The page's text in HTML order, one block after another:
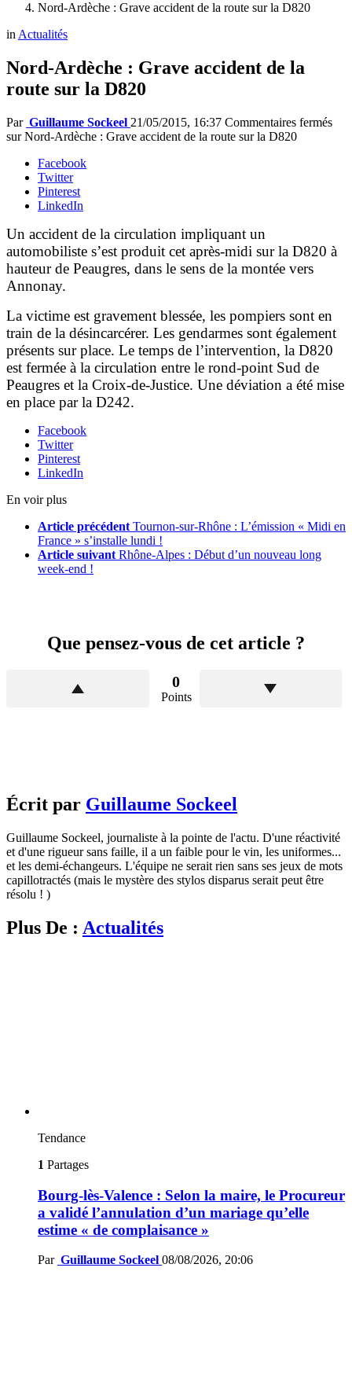
Nord-Ardèche : Grave accident de la route sur la D820
inActualités
Nord-Ardèche : Grave accident de la
route sur la D820
Par Guillaume Sockeel 21/05/2015, 16:37 Commentaires fermés
sur Nord-Ardèche : Grave accident de la route sur la D820
Facebook
Twitter
Pinterest
LinkedIn
Un accident de la circulation impliquant un
automobiliste s’est produit cet après-midi sur la D820 à
hauteur de Peaugres, dans le sens de la montée vers
Annonay.
La victime est gravement blessée, les pompiers sont en
train de la désincarcérer. Les gendarmes sont également
présents sur place. Le temps de l’intervention, la D820
est fermée à la circulation entre le rond-point Sud de
Peaugres et la Croix-de-Justice. Une déviation a été mise
en place par la D242.
Facebook
Twitter
Pinterest
LinkedIn
En voir plus
Article précédent Tournon-sur-Rhône : L’émission « Midi en
France » s’installe lundi !
Article suivant Rhône-Alpes : Début d’un nouveau long
week-end !
Que pensez-vous de cet article ?
0
Points
Écrit par Guillaume Sockeel
Guillaume Sockeel, journaliste à la pointe de l'actu. D'une réactivité
et d'une rigueur sans faille, il a un faible pour le vin, les uniformes...
et les demi-échangeurs. L'équipe ne serait rien sans ses jeux de mots
capillotractés (mais le mystère des stylos disparus serait peut être
résolu ! )
Plus De : Actualités
Tendance
1 Partages
Bourg-lès-Valence : Selon la maire, le Procureur
a validé l’annulation d’un mariage qu’elle
estime « de complaisance »
Par Guillaume Sockeel 08/08/2026, 20:06